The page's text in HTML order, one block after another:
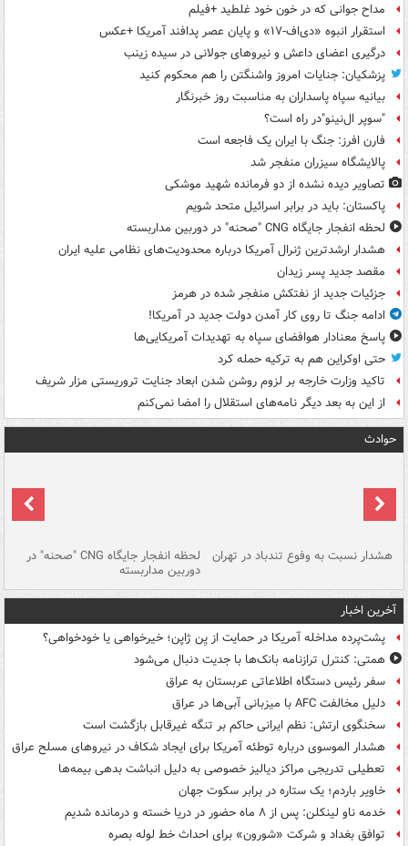
مداح جوانی که در خون خود غلطید +فیلم
استقرار انبوه «دی‌اف‑۱۷» و پایان عصر پدافند آمریکا +عکس
درگیری اعضای داعش و نیروهای جولانی در سیده زینب
پزشکیان: جنایات امروز واشنگتن را هم محکوم کنید
بیانیه سپاه پاسداران به مناسبت روز خبرنگار
"سوپر ال‌نینو"در راه است؟
فارن افرز: جنگ با ایران یک فاجعه است
پالایشگاه سیزران منفجر شد
تصاویر دیده‌ نشده از دو فرمانده شهید موشکی
پاکستان: باید در برابر اسرائیل متحد شویم
لحظه انفجار جایگاه CNG "صحنه" در دوربین مداربسته
هشدار ارشدترین ژنرال آمریکا درباره محدودیت‌های نظامی علیه ایران
مقصد جدید پسر زیدان
جزئیات جدید از نفتکش منفجر شده در هرمز
ادامه جنگ تا روی کار آمدن دولت جدید در آمریکا!
پاسخ معنادار هوافضای سپاه به تهدیدات آمریکایی‌ها
حتی اوکراین هم به ترکیه حمله کرد
تاکید وزارت خارجه بر لزوم روشن شدن ابعاد جنایت تروریستی مزار شریف
از این به بعد دیگر نامه‌های استقلال را امضا نمی‌کنم
حوادث
هشدار نسبت به وفوع تندباد در تهران لحظه انفجار جایگاه CNG "صحنه" در
دوربین مداربسته
آخرین اخبار
پشت‌پرده مداخله آمریکا در حمایت از یِن ژاپن؛ خیرخواهی یا خودخواهی؟
همتی: کنترل ترازنامه بانک‌ها با جدیت دنبال می‌شود
سفر رئیس دستگاه اطلاعاتی عربستان به عراق
دلیل مخالفت AFC با میزبانی آبی‌ها در عراق
سخنگوی ارتش: نظم ایرانی حاکم بر تنگه غیرقابل بازگشت است
هشدار الموسوی درباره توطئه آمریکا برای ایجاد شکاف در نیروهای مسلح عراق
تعطیلی تدریجی مراکز دیالیز خصوصی به دلیل انباشت بدهی بیمه‌ها
خاویر باردم؛ یک ستاره در برابر سکوت جهان
خدمه ناو لینکلن: پس از ۸ ماه حضور در دریا خسته و درمانده‌ شدیم
توافق بغداد و شرکت «شورون» برای احداث خط لوله بصره